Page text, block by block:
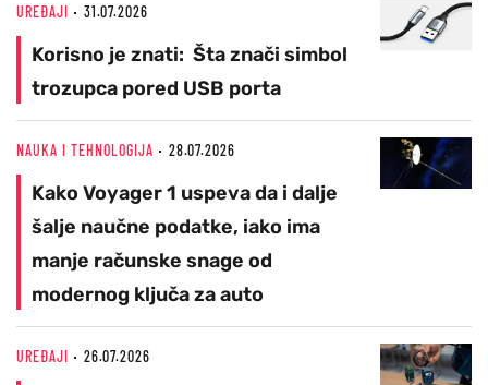
UREĐAJI 31.07.2026
Korisno je znati: Šta znači simbol
trozupca pored USB porta
NAUKA I TEHNOLOGIJA 28.07.2026
Kako Voyager 1 uspeva da i dalje
šalje naučne podatke, iako ima
manje računske snage od
modernog ključa za auto
UREĐAJI 26.07.2026